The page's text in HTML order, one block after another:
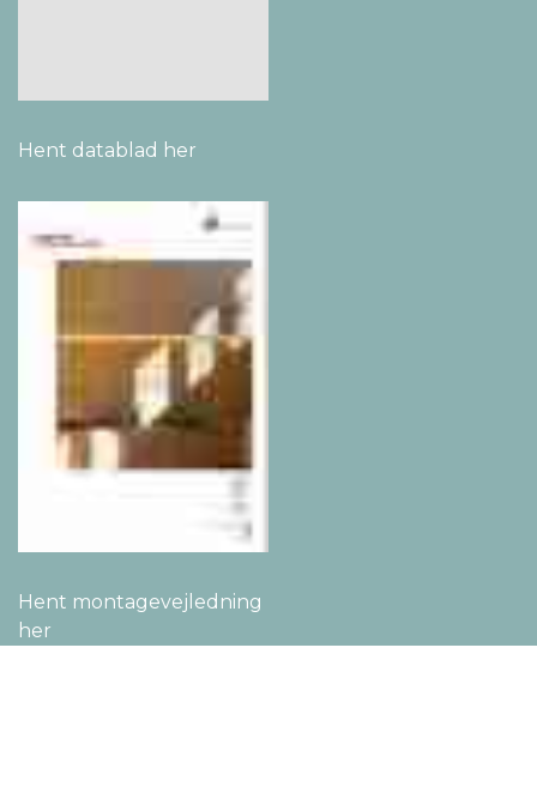
Hent datablad her
Hent montage­vejledning
her